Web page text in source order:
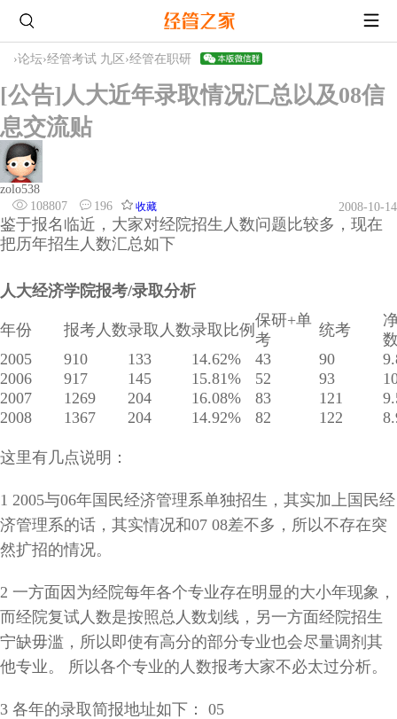
›论坛›经管考试 九区 ›经管在职研
[公告]人大近年录取情况汇总以及08信
息交流贴
zolo538
108807
196 收藏 2008-10-14
鉴于报名临近，大家对经院招生人数问题比较多，现在
把历年招生人数汇总如下
人大经济学院报考/录取分析
年份 报考人数录取人数录取比例
保研+单
考
统考
2005
910 133 14.62% 43 90
2006
917 145 15.81% 52 93
2007
1269 204 16.08% 83 121
2008
1367 204 14.92% 82 122
这里有几点说明：
1 2005与06年国民经济管理系单独招生，其实加上国民经
济管理系的话，其实情况和07 08差不多，所以不存在突
然扩招的情况。
2 一方面因为经院每年各个专业存在明显的大小年现象，
而经院复试人数是按照总人数划线，另一方面经院招生
宁缺毋滥，所以即使有高分的部分专业也会尽量调剂其
他专业。 所以各个专业的人数报考大家不必太过分析。
3 各年的录取简报地址如下： 05